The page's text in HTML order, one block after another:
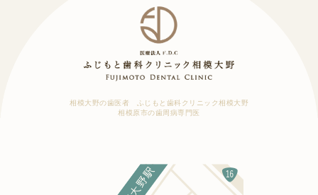
相模大野の歯医者 ふじもと歯科クリニック相模大野
相模原市の歯周病専門医